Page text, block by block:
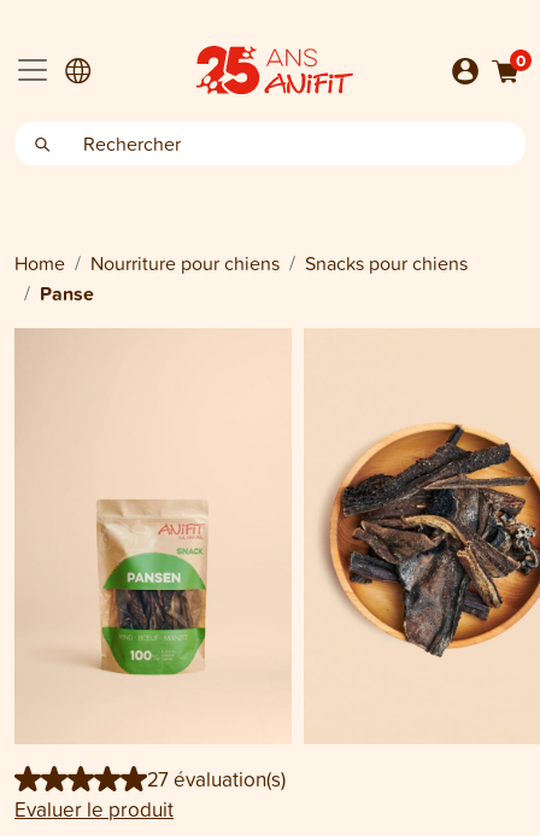
0
Home Nourriture pour chiens Snacks pour chiens
Panse
27 évaluation(s)
Evaluer le produit